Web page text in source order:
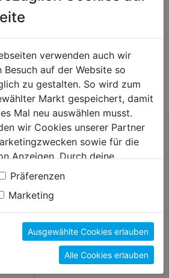
AUS DIESER
Maurerschnur Hanf 6/3,5LH
200g Knäuel
verwenden auch wir
Besuch auf der Website so
zu gestalten. So wird zum
Markt gespeichert, damit
Mal neu auswählen musst.
wir Cookies unserer Partner
sowie für die
Anzeigen. Durch deine
die Daten von Drittanbieter,
in den USA, verarbeitet.
Cookies erlauben" stimmst du
Cookies zu. Unter "Details
alle Infos zu den
unter "Cookies
du auswählen, welche Cookies
und welche nicht.
Präferenzen
Marketing
Ausgewählte Cookies erlauben
Alle Cookies erlauben